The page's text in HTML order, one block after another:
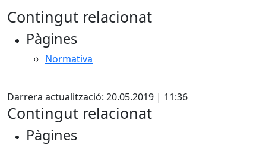
Contingut relacionat
Pàgines
Normativa
Darrera actualització: 20.05.2019 | 11:36
Contingut relacionat
Pàgines